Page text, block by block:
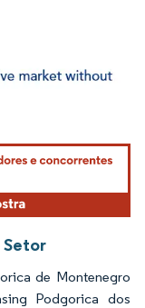
conforme CC BY 4.0.
Setor
de Montenegro
Podgorica dos